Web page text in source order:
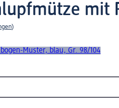
mit
)
Muster, blau, Gr. 98/104